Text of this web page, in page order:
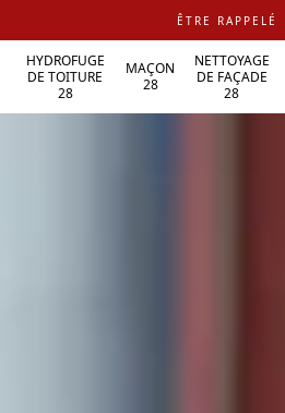
ÊTRE RAPPELÉ
HYDROFUGE
DE TOITURE
28
MAÇON
28
NETTOYAGE
DE FAÇADE
28